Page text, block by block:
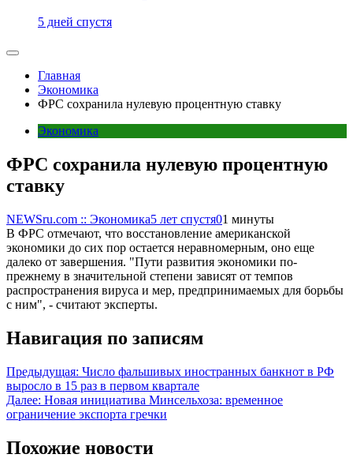
5 дней спустя
Главная
Экономика
ФРС сохранила нулевую процентную ставку
Экономика
ФРС сохранила нулевую процентную
ставку
NEWSru.com :: Экономика5 лет спустя01 минуты
В ФРС отмечают, что восстановление американской
экономики до сих пор остается неравномерным, оно еще
далеко от завершения. "Пути развития экономики по-
прежнему в значительной степени зависят от темпов
распространения вируса и мер, предпринимаемых для борьбы
с ним", - считают эксперты.
Навигация по записям
Предыдущая: Число фальшивых иностранных банкнот в РФ
выросло в 15 раз в первом квартале
Далее: Новая инициатива Минсельхоза: временное
ограничение экспорта гречки
Похожие новости